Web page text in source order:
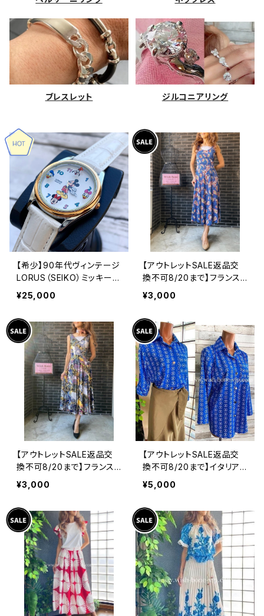
ブレスレット ジルコニアリング
【希少】90年代ヴィンテージ
LORUS（SEIKO）ミッキーマ
ウス 腕時計（RRS260） 1
990年代未使用品 電池交
LOR④
¥25,000
【アウトレットSALE返品交
換不可8/20まで】フランス
製インポート・ロング丈マキ
シワンピース｜フレアAライ
ルーフラワー(S)(L)
¥3,000
【アウトレットSALE返品交
換不可8/20まで】フランス
製インポート・ロング丈マキ
シワンピース｜フレアAライ
エロー系プリント
¥3,000
【アウトレットSALE返品交
換不可8/20まで】イタリア
製シャツ・ブラウス・トップス
｜Made in ITALY｜ロール
ャツ/ブルー
¥5,000